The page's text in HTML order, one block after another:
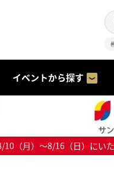
イベントから探す
（月）～8/16（日）にい